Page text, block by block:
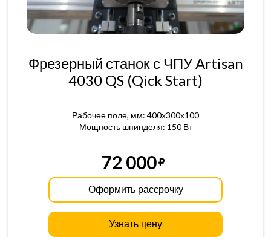
Фрезерный станок с ЧПУ Artisan
4030 QS (Qick Start)
Рабочее поле, мм: 400x300x100
Мощность шпинделя: 150 Вт
72 000
Оформить рассрочку
Узнать цену